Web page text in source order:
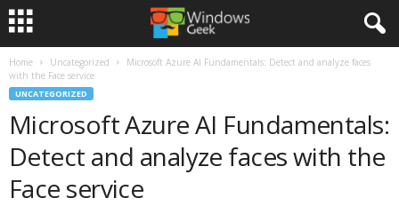
Home Uncategorized
Microsoft Azure AI Fundamentals: Detect and analyze faces
with the Face service
UNCATEGORIZED
Microsoft Azure AI Fundamentals:
Detect and analyze faces with the
Face service